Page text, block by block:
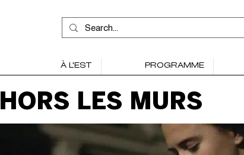
À L'EST PROGRAMME
HORS LES MURS